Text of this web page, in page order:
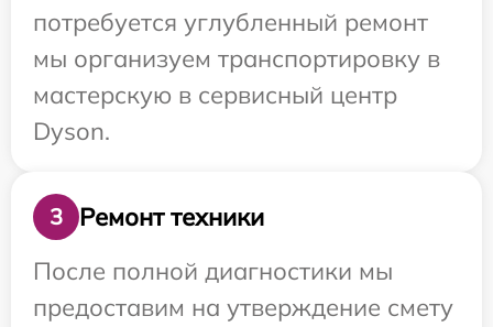
потребуется углубленный ремонт
мы организуем транспортировку в
мастерскую в сервисный центр
Dyson.
3
Ремонт техники
После полной диагностики мы
предоставим на утверждение смету